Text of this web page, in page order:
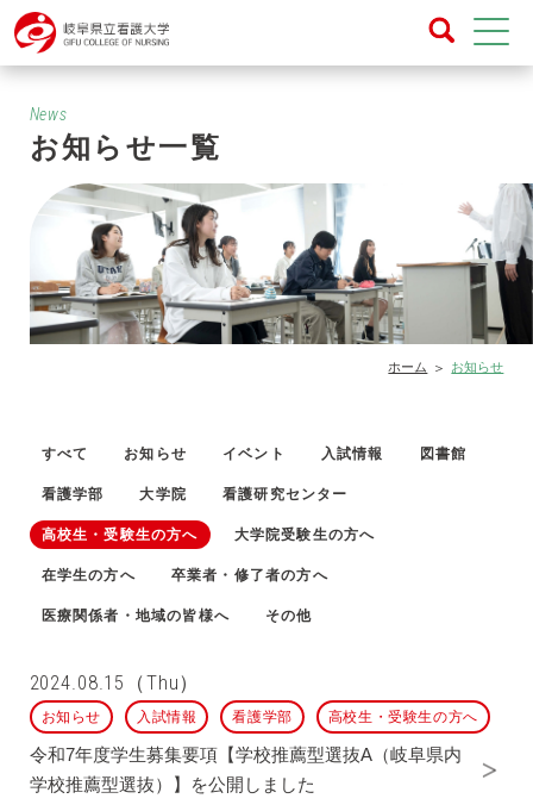
News
お知らせ一覧
ホーム お知らせ
すべて お知らせ イベント 入試情報 図書館
看護学部 大学院 看護研究センター
高校生・受験生の方へ 大学院受験生の方へ
在学生の方へ 卒業者・修了者の方へ
医療関係者・地域の皆様へ その他
2024.08.15（Thu）
お知らせ 入試情報 看護学部 高校生・受験生の方へ
令和7年度学生募集要項【学校推薦型選抜A（岐阜県内
学校推薦型選抜）】を公開しました